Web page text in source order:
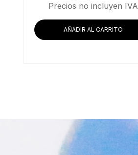
Precios no incluyen IVA
AÑADIR AL CARRITO